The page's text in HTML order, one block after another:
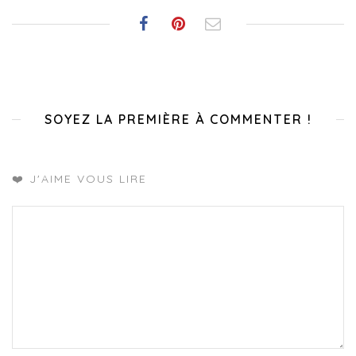
SOYEZ LA PREMIÈRE À COMMENTER !
❤️ J'AIME VOUS LIRE